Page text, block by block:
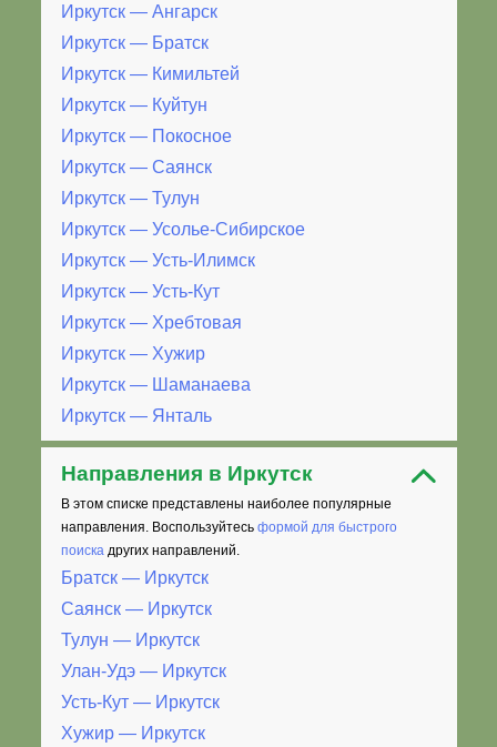
Иркутск — Ангарск
Иркутск — Братск
Иркутск — Кимильтей
Иркутск — Куйтун
Иркутск — Покосное
Иркутск — Саянск
Иркутск — Тулун
Иркутск — Усолье-Сибирское
Иркутск — Усть-Илимск
Иркутск — Усть-Кут
Иркутск — Хребтовая
Иркутск — Хужир
Иркутск — Шаманаева
Иркутск — Янталь
Направления в Иркутск
В этом списке представлены наиболее популярные
направления. Воспользуйтесьформой для быстрого
поиска других направлений.
Братск — Иркутск
Саянск — Иркутск
Тулун — Иркутск
Улан-Удэ — Иркутск
Усть-Кут — Иркутск
Хужир — Иркутск